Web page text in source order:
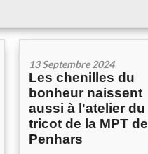
13 Septembre 2024
Les chenilles du
bonheur naissent
aussi à l'atelier du
tricot de la MPT de
Penhars